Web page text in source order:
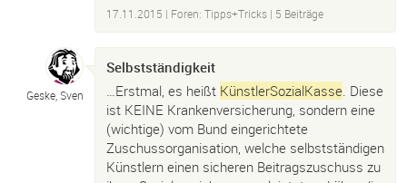
17.11.2015 | Foren: Tipps+Tricks | 5 Beiträge
Geske, Sven
Selbstständigkeit
…Erstmal, es heißt KünstlerSozialKasse. Diese
ist KEINE Krankenversicherung, sondern eine
(wichtige) vom Bund eingerichtete
Zuschussorganisation, welche selbstständigen
Künstlern einen sicheren Beitragszuschuss zu